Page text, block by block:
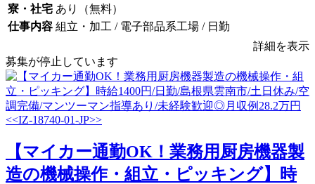
寮・社宅 あり（無料）
仕事内容 組立・加工 / 電子部品系工場 / 日勤
詳細を表示
募集が停止しています
【マイカー通勤OK！業務用厨房機器製
造の機械操作・組立・ピッキング】時